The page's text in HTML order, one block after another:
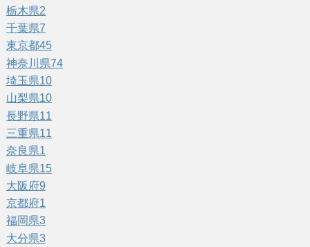
栃木県2
千葉県7
東京都45
神奈川県74
埼玉県10
山梨県10
長野県11
三重県11
奈良県1
岐阜県15
大阪府9
京都府1
福岡県3
大分県3